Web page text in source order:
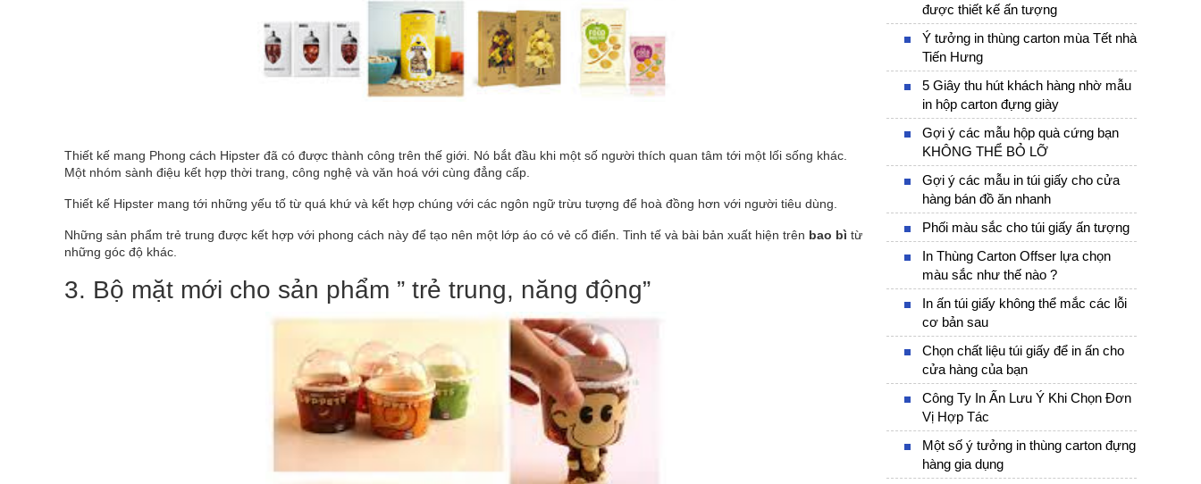
Thiết kế mang Phong cách Hipster đã có được thành công trên thế giới. Nó bắt đầu khi một số người thích quan tâm tới một lối sống khác.
Một nhóm sành điệu kết hợp thời trang, công nghệ và văn hoá với cùng đẳng cấp.
Thiết kế Hipster mang tới những yếu tố từ quá khứ và kết hợp chúng với các ngôn ngữ trừu tượng để hoà đồng hơn với người tiêu dùng.
Những sản phẩm trẻ trung được kết hợp với phong cách này để tạo nên một lớp áo có vẻ cổ điển. Tinh tế và bài bản xuất hiện trên bao bì từ
những góc độ khác.
3. Bộ mặt mới cho sản phẩm ” trẻ trung, năng động”
được thiết kế ấn tượng
Ý tưởng in thùng carton mùa Tết nhà
Tiến Hưng
5 Giây thu hút khách hàng nhờ mẫu
in hộp carton đựng giày
Gợi ý các mẫu hộp quà cứng bạn
KHÔNG THỂ BỎ LỠ
Gợi ý các mẫu in túi giấy cho cửa
hàng bán đồ ăn nhanh
Phối màu sắc cho túi giấy ấn tượng
In Thùng Carton Offser lựa chọn
màu sắc như thế nào ?
In ấn túi giấy không thể mắc các lỗi
cơ bản sau
Chọn chất liệu túi giấy để in ấn cho
cửa hàng của bạn
Công Ty In Ấn Lưu Ý Khi Chọn Đơn
Vị Hợp Tác
Một số ý tưởng in thùng carton đựng
hàng gia dụng